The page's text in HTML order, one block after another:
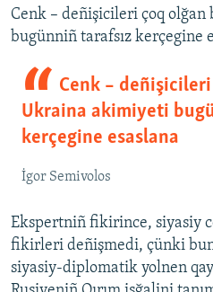
Cenk – deñişicileri çoq
bugünniñ tarafsız kerçegine
Cenk –
Ukraina akimiyeti
kerçegine esaslana
İgor Semivolos
Ekspertniñ fikirince, siyasiy
fikirleri deñişmedi, çünki
siyasiy-diplomatik yolnen